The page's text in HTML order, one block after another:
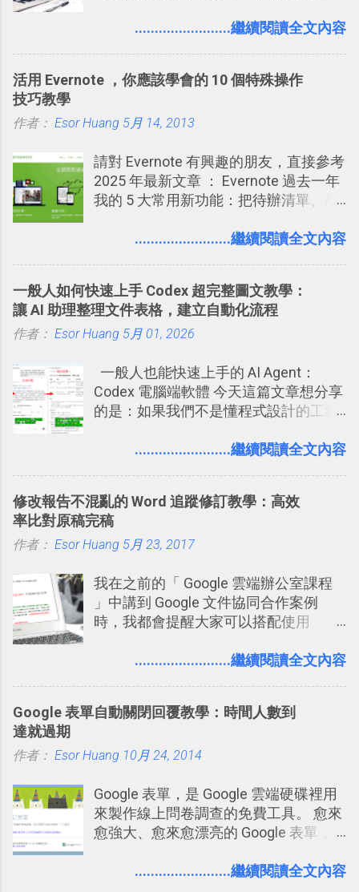
2016/8 新增： Trello 開放「強化功能」
技！最想要的強大 Trello 客製化範例教
急時間管理四象限在 Trello 活用與範本
用 Trello？ 8個專案排程協作重點技巧
2017/6 新增： 如何用 Trello 規劃自助
旅行？我的 Trello 行程計畫使用技巧教
卡片不再落落長？專案管理的5個關鍵
子彈筆記？我的 Trello GTD 方法範例看
板分享
鴉牆上，從而禁止可能的祕密被你其他
短期記憶變成長期記憶。 舉例來說我今
強；然後下次快要忘記可能變成相隔一
化，讓記憶延長到可能半個月；那時候
來一個月的記憶長度！就這樣反覆慢慢
拉長時間練習，就能讓一個東西成為腦
海中更深刻的記憶。 問題是，當我們一
要準備數百個考試問題時，自己手動進
練習的記憶卡片，自動規劃要延期複習
的卡片，每天自動產生記憶練習題，這
樣的軟體中最受好評的，或許就是今天
........................繼續閱讀全文內容
活用 Evernote ，你應該學會的 10 個特殊操作
技巧教學
作者： Esor Huang 5月 14, 2013
請對 Evernote 有興趣的朋友，直接參考
2025 年最新文章 ： Evernote 過去一年
我的 5 大常用新功能：把待辦清單、AI
介紹文章： 把不同筆記中的待辦清單統
大綱收合、目錄連結、錨點連結，整理
超長筆記應用案例分享 新功能教學： 會
議記錄不麻煩！我常用兩個 Evernote AI
學： Evernote 新增類似 Google 文件的
「免帳號登入」多人同步編輯功能
........................繼續閱讀全文內容
一般人如何快速上手 Codex 超完整圖文教學：
讓 AI 助理整理文件表格，建立自動化流程
作者： Esor Huang 5月 01, 2026
一般人也能快速上手的 AI Agent：
Codex 電腦端軟體 今天這篇文章想分享
的是：如果我們不是懂程式設計的工程
（ChatGPT） 的 Codex 工具？ 如何用
打造一個更自動化的電腦工作流程。
........................繼續閱讀全文內容
修改報告不混亂的 Word 追蹤修訂教學：高效
率比對原稿完稿
作者： Esor Huang 5月 23, 2017
我在之前的「 Google 雲端辦公室課程
」中講到 Google 文件協同合作案例
時，我都會提醒大家可以搭配使用
多人編輯同一份報告、文章時更加條理
Word 上優秀的文書編輯老傳統：「
Docs！論文改稿必備 」。 但是我也發
理的朋友，不一定有發現裡面藏了一個
叫做「追蹤修訂」的好功能，因此決定
寫一篇文章來介紹一下。 Word 的「追
幫學生批改報告、論文時；要在同事或
........................繼續閱讀全文內容
Google 表單自動關閉回覆教學：時間人數到
達就過期
作者： Esor Huang 10月 24, 2014
Google 表單，是 Google 雲端硬碟裡用
來製作線上問卷調查的免費工具。 愈來
愈強大、愈來愈漂亮的 Google 表單，
足特殊調查需求的精美問卷，如果你還
........................繼續閱讀全文內容